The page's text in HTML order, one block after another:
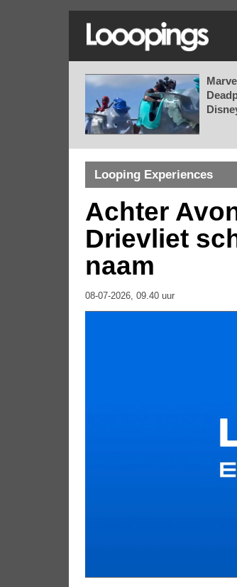
Looping Experiences
Achter
Drievliet
naam
08-07-2026, 09.40 uur